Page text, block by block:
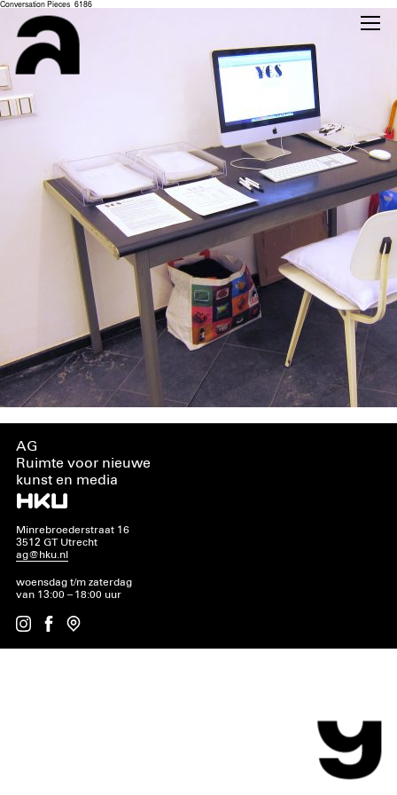
Conversation Pieces_6186
AG
Ruimte voor nieuwe
kunst en media
Minrebroederstraat 16
3512 GT Utrecht
ag@hku.nl
woensdag t/m zaterdag
van 13:00 – 18:00 uur